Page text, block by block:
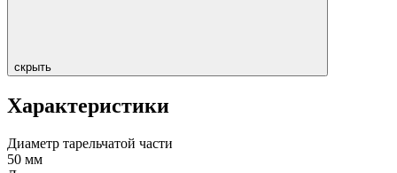
скрыть
Характеристики
Диаметр тарельчатой части
50 мм